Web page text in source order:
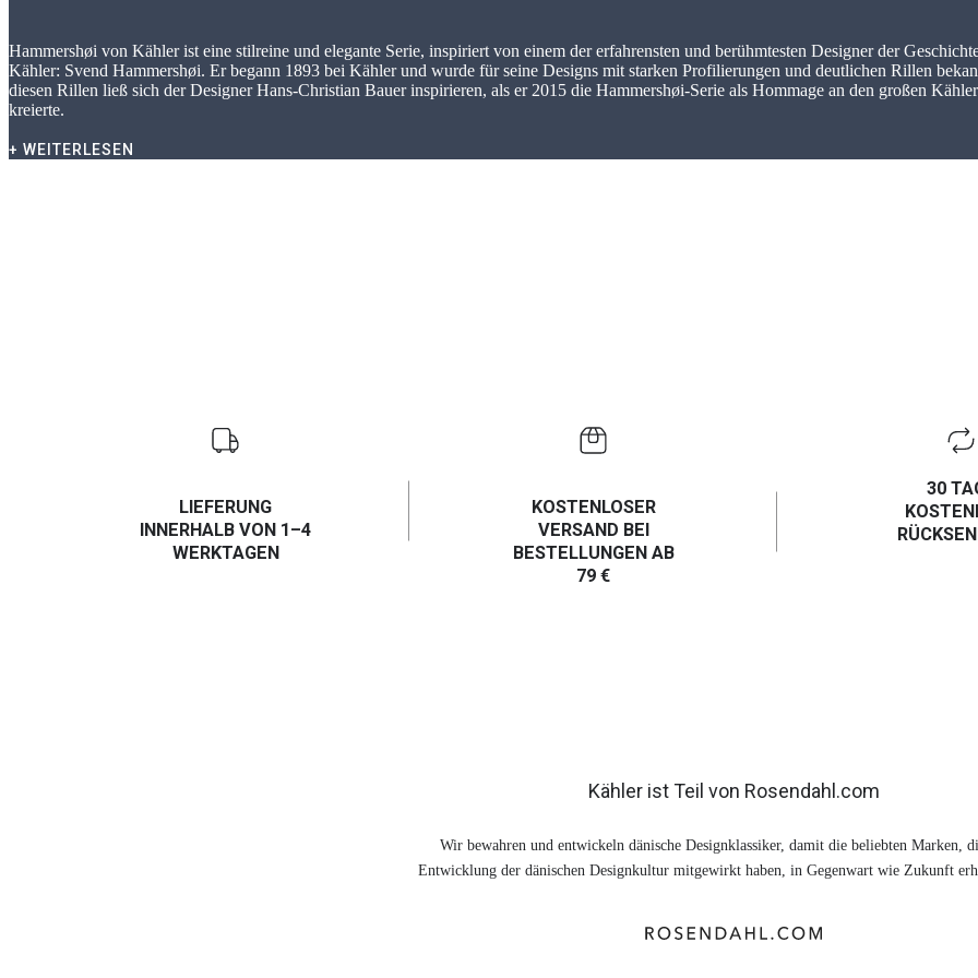
Hammershøi von Kähler ist eine stilreine und elegante Serie, inspiriert von einem der erfahrensten und berühmtesten Designer der
Kähler: Svend Hammershøi. Er begann 1893 bei Kähler und wurde für seine Designs mit starken Profilierungen und deutlichen Rillen
diesen Rillen ließ sich der Designer Hans-Christian Bauer inspirieren, als er 2015 die Hammershøi-Serie als Hommage an den großen
kreierte.
+ WEITERLESEN
LIEFERUNG
INNERHALB VON 1–4
WERKTAGEN
KOSTENLOSER
VERSAND BEI
BESTELLUNGEN AB
79 €
30
Kähler ist Teil von Rosendahl.com
Wir bewahren und entwickeln dänische Designklassiker, damit die beliebten Marken,
Entwicklung der dänischen Designkultur mitgewirkt haben, in Gegenwart wie Zukunft